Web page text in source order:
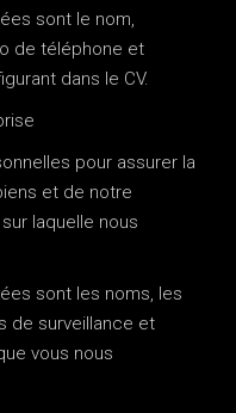
sont le nom,
de téléphone et
dans le CV.
pour assurer la
et de notre
laquelle nous
sont les noms, les
de surveillance et
vous nous